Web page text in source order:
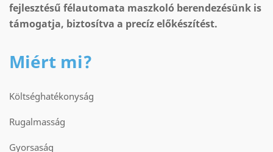
fejlesztésű félautomata maszkoló berendezésünk is
támogatja, biztosítva a precíz előkészítést.
Miért mi?
Költséghatékonyság
Rugalmasság
Gyorsaság